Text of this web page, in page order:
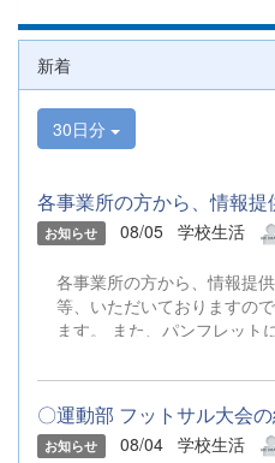
新着
30日分
お知らせ 08/05 学校生活
各事業所の方から、情報提
等、いただいておりますの
ます。 また、パンフレット
進路支援室にありますので
けください。 今後も情報等
お知らせいたします。 施
月掲載分）.pdf
お知らせ 08/04 学校生活